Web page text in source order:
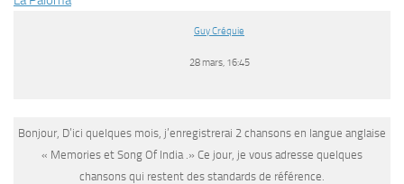
Guy Créquie
28 mars, 16:45
Bonjour, D’ici quelques mois, j’enregistrerai 2 chansons en langue anglaise
« Memories et Song Of India .» Ce jour, je vous adresse quelques
chansons qui restent des standards de référence.